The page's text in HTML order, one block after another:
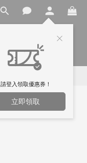
請登入領取優惠券！
立即領取